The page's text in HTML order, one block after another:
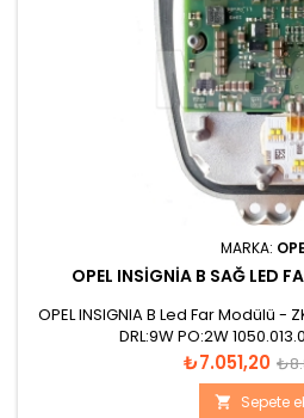
MARKA:
OPEL INSIGNIA B SAĞ LED
OPEL INSIGNIA B Led Far Modülü -
DRL:9W PO:2W
Fiyat
₺7.051,20
 Sepete